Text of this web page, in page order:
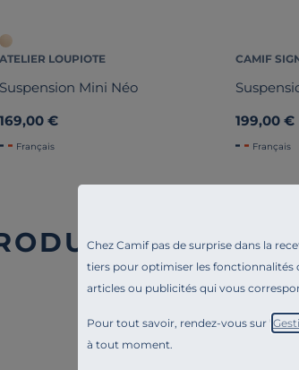
Chez Camif pas de surprise dans la
tiers pour optimiser les fonctionnalités
articles ou publicités qui vous
Pour tout savoir, rendez-vous sur "
à tout moment.
ATELIER LOUPIOTE
Suspension Mini Néo
169,00 €
Français
CAMIF
199,00 €
Français
Référence :
Laissez vous
Cette
La lampe crée